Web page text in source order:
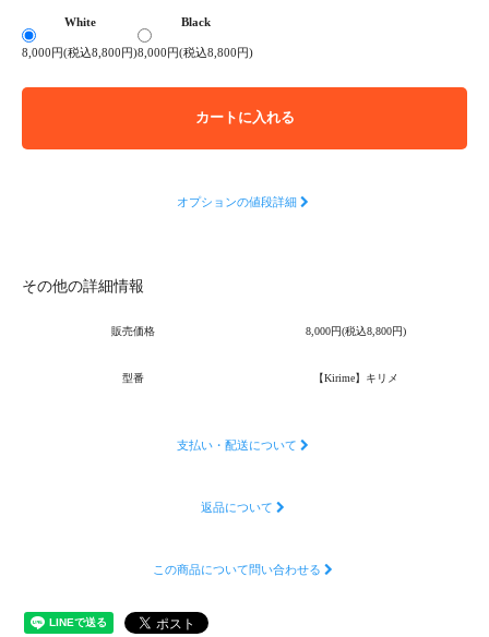
White Black
8,000円(税込8,800円)8,000円(税込8,800円)
カートに入れる
オプションの値段詳細
その他の詳細情報
販売価格 8,000円(税込8,800円)
型番 【Kirime】キリメ
支払い・配送について
返品について
この商品について問い合わせる